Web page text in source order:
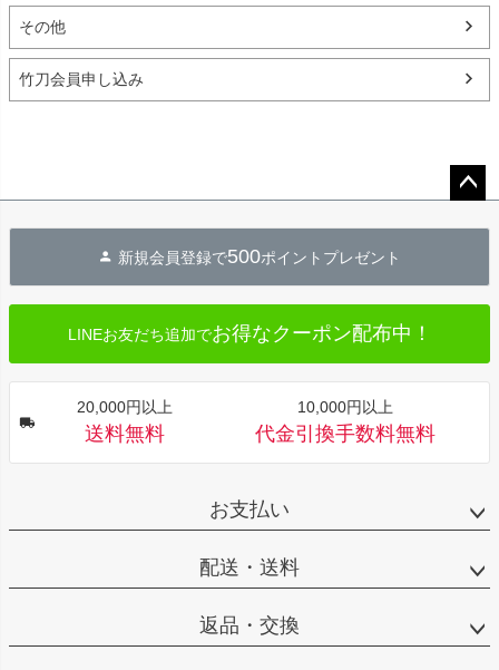
その他
竹刀会員申し込み
へ
新規会員登録で500ポイントプレゼント
LINEお友だち追加でお得なクーポン配布中！
20,000円以上
送料無料
10,000円以上
代金引換手数料無料
お支払い
配送・送料
返品・交換